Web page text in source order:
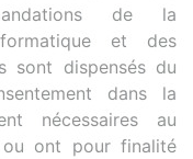
de la
et des
sont dispensés du
dans la
nécessaires au
ont pour finalité